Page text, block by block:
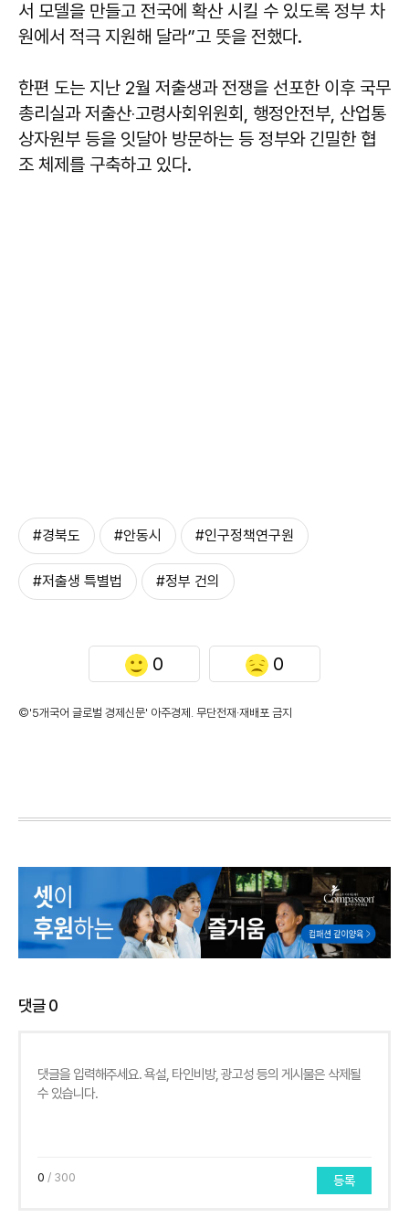
서 모델을 만들고 전국에 확산 시킬 수 있도록 정부 차
원에서 적극 지원해 달라”고 뜻을 전했다.
한편 도는 지난 2월 저출생과 전쟁을 선포한 이후 국무
총리실과 저출산‧고령사회위원회, 행정안전부, 산업통
상자원부 등을 잇달아 방문하는 등 정부와 긴밀한 협
조 체제를 구축하고 있다.
#경북도 #안동시 #인구정책연구원
#저출생 특별법 #정부 건의
0 0
©'5개국어 글로벌 경제신문' 아주경제. 무단전재·재배포 금지
댓글0
0 / 300 등록